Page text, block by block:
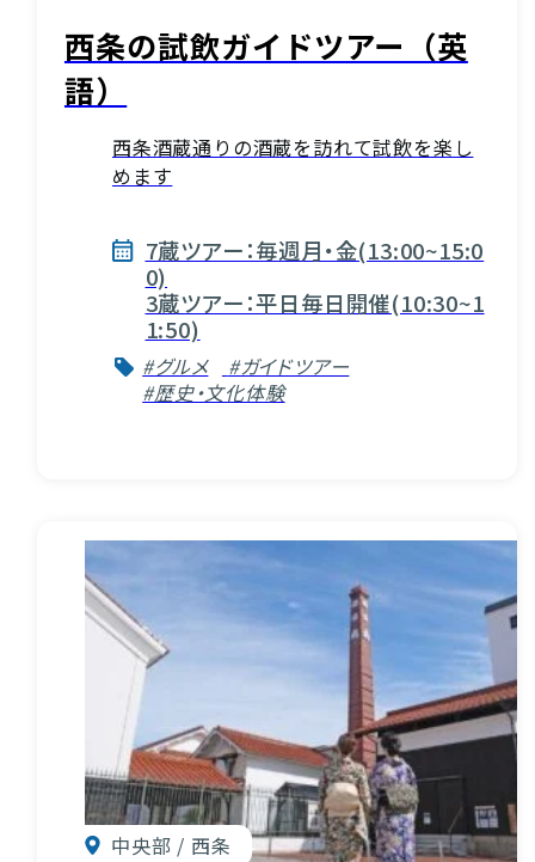
西条の試飲ガイドツアー（英
語）
西条酒蔵通りの酒蔵を訪れて試飲を楽し
めます
7蔵ツアー：毎週月・金(13:00~15:0
0)
3蔵ツアー：平日毎日開催(10:30~1
1:50)
#グルメ
#ガイドツアー
#歴史・文化体験
中央部 / 西条